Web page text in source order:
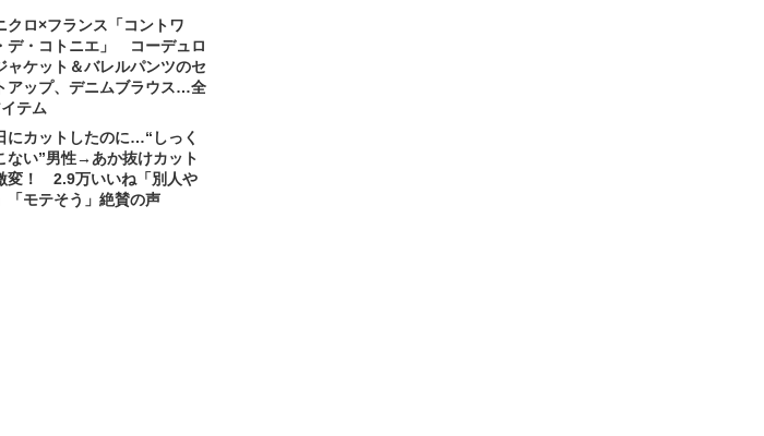
クロ×フランス「コントワ
デ・コトニエ」 コーデュロ
ャケット＆バレルパンツのセ
アップ、デニムブラウス…全
テム
にカットしたのに…“しっく
ない”男性→あか抜けカット
変！ 2.9万いいね「別人や
「モテそう」絶賛の声